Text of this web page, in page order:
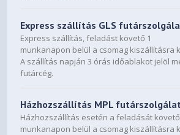
Top: 120 / 240 / 360 mm
Front: NA
Rear: 120 / 140 mm
Side: NA
Bottom: NA
8.66 kg
11.29 kg
Express szállítás GLS
Express szállítás, feladást követő 1
munkanapon belül a csomag kiszállításra
A szállítás napján 3 órás időablakot jelöl
futárcég.
Házhozszállítás MPL
Házhozszállítás esetén a feladását
munkanapon belül a csomag kiszállításra